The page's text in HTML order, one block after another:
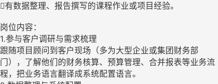
有数据整理、报告撰写的课程作业或项目经验。
岗位内容：
1.参与客户调研与需求梳理
跟随项目顾问到客户现场（多为大型企业或集团财务部
门），了解他们的财务核算、预算管理、合并报表等业务流
程，把业务语言翻译成系统配置语言。